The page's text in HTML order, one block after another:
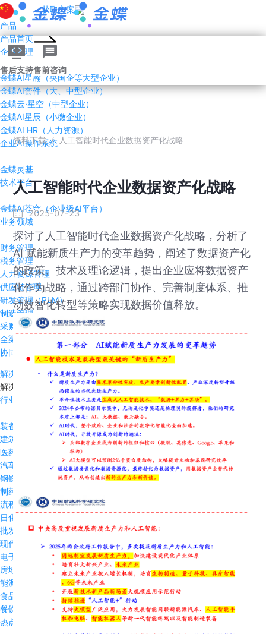
获取方案
产品
产品首页
企业管理AI
金蝶AI星瀚（央国企等大型企业）
金蝶AI套件（大、中型企业）
金蝶云·星空（中型企业）
金蝶AI星辰（小微企业）
金蝶AI HR（人力资源）
企业AI操作系统
金蝶灵基
技术平台
金蝶AI苍穹（企业级AI平台）
业务领域
财务管理
税务管理
人力资源管理
供应链管理
研发管理（PLM）
制造管理
采购管理（SRM）
全渠道管理
协同办公
解决方案
解决方案
行业方案
装备制造
建筑行业
医药流通
汽车及零部件
钢铁冶金
制药行业
流程制造
日化日用品
批发与零售
现代农牧
电子半导体
房地产行业
能源与资源
食品饮料
餐饮行业
热点方案
售后支持售前咨询
资料下载 / 人工智能时代企业数据资产化战略
人工智能时代企业数据资产化战略
2025-07-23
探讨了人工智能时代企业数据资产化战略，分析了
AI 赋能新质生产力的变革趋势，阐述了数据资产化
的政策、技术及理论逻辑，提出企业应将数据资产
化作为战略，通过跨部门协作、完善制度体系、推
动数智化转型等策略实现数据价值释放。